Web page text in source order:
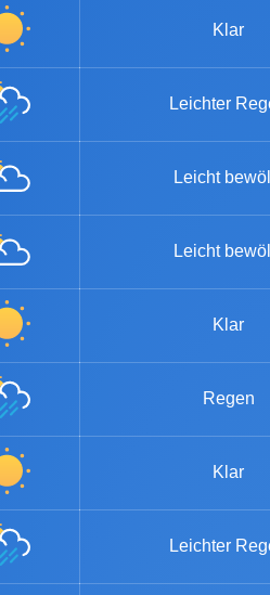
Klar
Leichter
Leicht
Leicht
Klar
Regen
Klar
Leichter